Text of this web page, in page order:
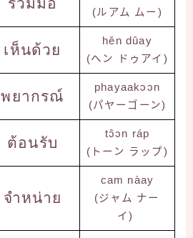
(ルアム ムー)
เห็นด้วย
hěn dûay
(ヘン ドゥアイ)
พยากรณ์
phayaakɔɔn
(パヤーゴーン)
ต้อนรับ
tɔ̂ɔn ráp
(トーン ラップ)
จำหน่าย
cam nàay
(ジャム ナー
イ)